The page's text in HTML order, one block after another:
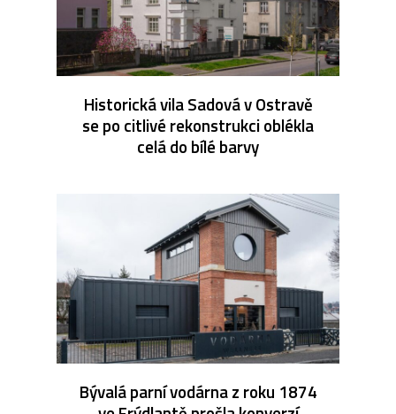
Historická vila Sadová v Ostravě
se po citlivé rekonstrukci oblékla
celá do bílé barvy
Bývalá parní vodárna z roku 1874